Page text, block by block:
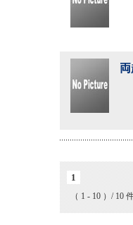
両
1
（ 1 - 10 ）/ 10